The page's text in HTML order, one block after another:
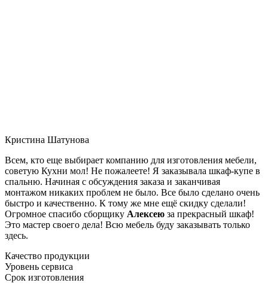
Кристина Шатунова
Всем, кто еще выбирает компанию для изготовления мебели,
советую Кухни мол! Не пожалеете! Я заказывала шкаф-купе в
спальню. Начиная с обсуждения заказа и заканчивая
монтажом никаких проблем не было. Все было сделано очень
быстро и качественно. К тому же мне ещё скидку сделали!
Огромное спасибо сборщику Алексею за прекрасный шкаф!
Это мастер своего дела! Всю мебель буду заказывать только
здесь.
Качество продукции
Уровень сервиса
Срок изготовления